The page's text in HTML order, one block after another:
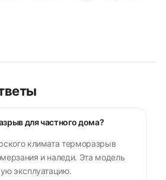
для частного дома?
климата терморазрыв
и наледи. Эта модель
эксплуатацию.